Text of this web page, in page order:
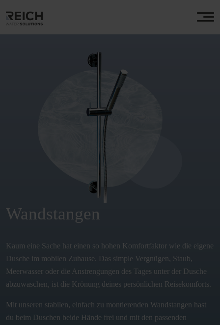
Wandstangen
Kaum eine Sache hat einen so hohen Komfortfaktor wie die eigene
Dusche im mobilen Zuhause. Das simple Vergnügen, Staub,
Meerwasser oder die Anstrengungen des Tages unter der Dusche
abzuwaschen, ist die Krönung deines persönlichen Reisekomforts.
Mit unseren stabilen, einfach zu montierenden Wandstangen hast
du beim Duschen beide Hände frei und mit den passenden